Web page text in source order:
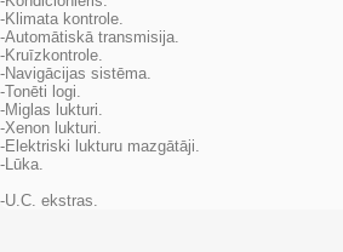
-Klimata kontrole.
-Automātiskā transmisija.
-Kruīzkontrole.
-Navigācijas sistēma.
-Tonēti logi.
-Miglas lukturi.
-Xenon lukturi.
-Elektriski lukturu mazgātāji.
-Lūka.
-U.C. ekstras.